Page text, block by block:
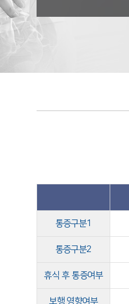
통증구분1
통증구분2
휴식 후 통증여부
보행 영향여부